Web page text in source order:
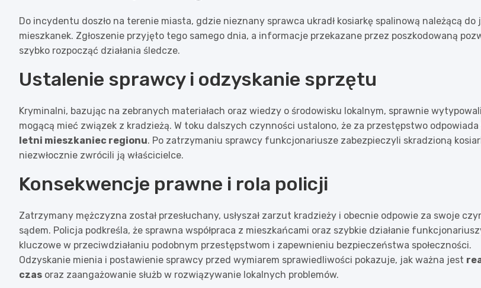
Do incydentu doszło na terenie miasta, gdzie nieznany sprawca ukradł kosiarkę spalinową należącą do
mieszkanek. Zgłoszenie przyjęto tego samego dnia, a informacje przekazane przez poszkodowaną
szybko rozpocząć działania śledcze.
Ustalenie sprawcy i odzyskanie sprzętu
Kryminalni, bazując na zebranych materiałach oraz wiedzy o środowisku lokalnym, sprawnie
mogącą mieć związek z kradzieżą. W toku dalszych czynności ustalono, że za przestępstwo odpowiada
letni mieszkaniec regionu. Po zatrzymaniu sprawcy funkcjonariusze zabezpieczyli skradzioną
niezwłocznie zwrócili ją właścicielce.
Konsekwencje prawne i rola policji
Zatrzymany mężczyzna został przesłuchany, usłyszał zarzut kradzieży i obecnie odpowie za swoje
sądem. Policja podkreśla, że sprawna współpraca z mieszkańcami oraz szybkie działanie
kluczowe w przeciwdziałaniu podobnym przestępstwom i zapewnieniu bezpieczeństwa społeczności.
Odzyskanie mienia i postawienie sprawcy przed wymiarem sprawiedliwości pokazuje, jak ważna jest
czas oraz zaangażowanie służb w rozwiązywanie lokalnych problemów.